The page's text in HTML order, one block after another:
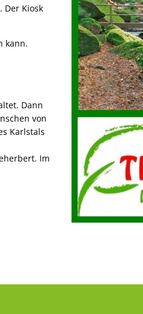
Der Kiosk
kann.
Dann
von
Karlstals
Im